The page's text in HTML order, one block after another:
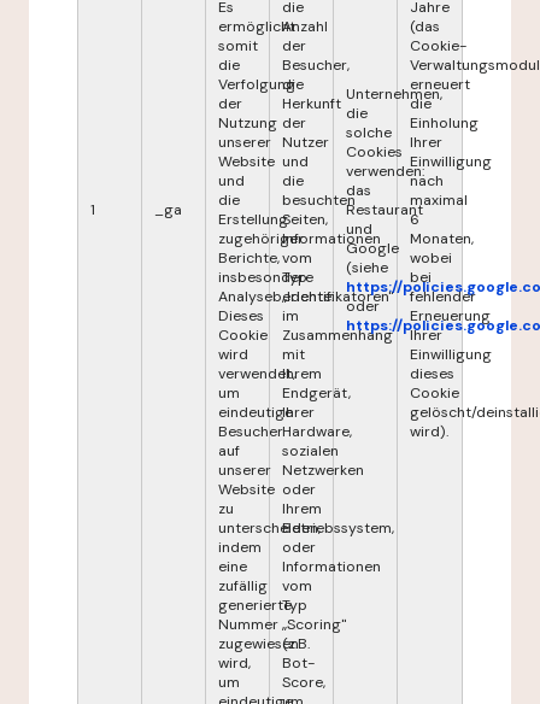
1 _ga
Es
ermöglicht
somit
die
Verfolgung
der
Nutzung
unserer
Website
und
die
Erstellung
zugehöriger
Berichte,
insbesondere
Analyseberichte.
Dieses
Cookie
wird
verwendet,
um
eindeutige
Besucher
auf
unserer
Website
zu
unterscheiden,
indem
eine
zufällig
generierte
Nummer
zugewiesen
wird,
um
die
Anzahl
der
Besucher,
die
Herkunft
der
Nutzer
und
die
besuchten
Seiten,
Informationen
vom
Typ
„Identifikatoren"
im
Zusammenhang
mit
Ihrem
Endgerät,
Ihrer
Hardware,
sozialen
Netzwerken
oder
Ihrem
Betriebssystem,
oder
Informationen
vom
Typ
„Scoring"
(z.B.
Bot-
Score,
Unternehmen,
die
solche
Cookies
verwenden:
das
Restaurant
und
Google
(siehe
https://
oder
https://
Jahre
(das
Cookie-
Verwaltungsmodul
erneuert
die
Einholung
Ihrer
Einwilligung
nach
maximal
6
Monaten,
wobei
bei
fehlender
Erneuerung
Ihrer
Einwilligung
dieses
Cookie
gelöscht/
wird).